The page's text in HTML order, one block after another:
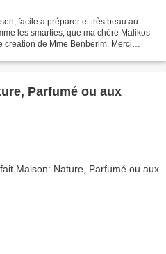
facile a préparer et très beau au
les smarties, que ma chère Malikos
de Mme Benberim. Merci
Parfumé ou aux